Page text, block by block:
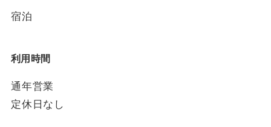
宿泊
利用時間
通年営業
定休日なし